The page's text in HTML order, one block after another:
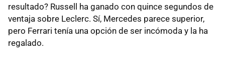
resultado? Russell ha ganado con quince segundos de
ventaja sobre Leclerc. Sí, Mercedes parece superior,
pero Ferrari tenía una opción de ser incómoda y la ha
regalado.